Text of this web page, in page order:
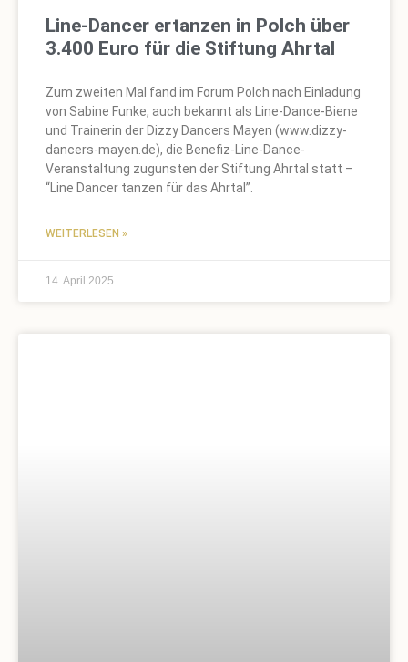
Line-Dancer ertanzen in Polch über
3.400 Euro für die Stiftung Ahrtal
Zum zweiten Mal fand im Forum Polch nach Einladung
von Sabine Funke, auch bekannt als Line-Dance-Biene
und Trainerin der Dizzy Dancers Mayen (www.dizzy-
dancers-mayen.de), die Benefiz-Line-Dance-
Veranstaltung zugunsten der Stiftung Ahrtal statt –
“Line Dancer tanzen für das Ahrtal”.
WEITERLESEN »
14. April 2025